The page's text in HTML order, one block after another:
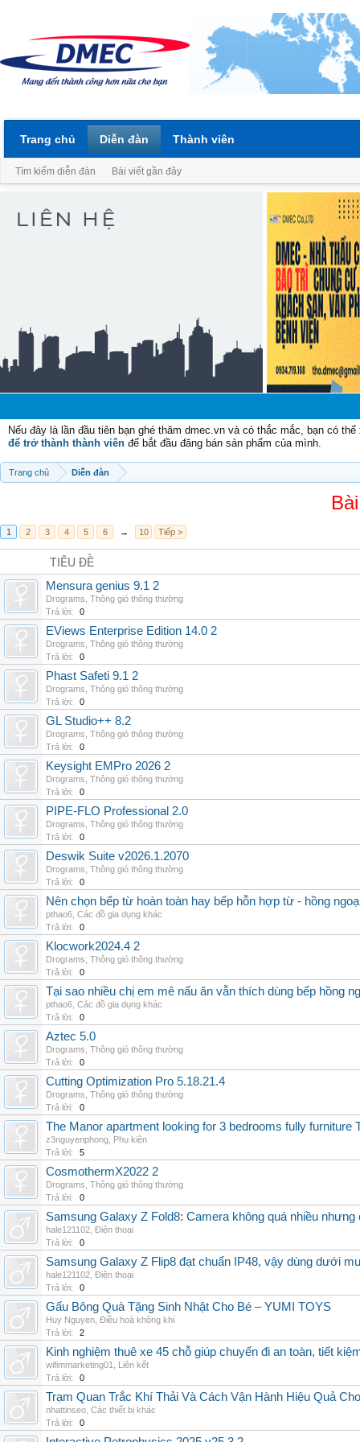
Nếu đây là lần đầu tiên bạn ghé thăm dmec.vn và có thắc mắc, bạn có
để trở thành thành viên để bắt đầu đăng bán sản phẩm của mình.
Trang chủ Diễn đàn
1 2 3 4 5 6 → 10 Tiếp >
TIÊU ĐỀ
Mensura genius 9.1 2
Drograms Thông gió thông thường
Trả lời:
0
EViews Enterprise Edition 14.0 2
Drograms Thông gió thông thường
Trả lời:
0
Phast Safeti 9.1 2
Drograms Thông gió thông thường
Trả lời:
0
GL Studio++ 8.2
Drograms Thông gió thông thường
Trả lời:
0
Keysight EMPro 2026 2
Drograms Thông gió thông thường
Trả lời:
0
PIPE-FLO Professional 2.0
Drograms Thông gió thông thường
Trả lời:
0
Deswik Suite v2026.1.2070
Drograms Thông gió thông thường
Trả lời:
0
Nên chọn bếp từ hoàn toàn hay bếp hỗn hợp từ - hồng
pthao6 Các đồ gia dụng khác
Trả lời:
0
Klocwork2024.4 2
Drograms Thông gió thông thường
Trả lời:
0
Tại sao nhiều chị em mê nấu ăn vẫn thích dùng bếp hồng
pthao6 Các đồ gia dụng khác
Trả lời:
0
Aztec 5.0
Drograms Thông gió thông thường
Trả lời:
0
Cutting Optimization Pro 5.18.21.4
Drograms Thông gió thông thường
Trả lời:
0
The Manor apartment looking for 3 bedrooms fully furniture
z3nguyenphong Phụ kiện
Trả lời:
5
CosmothermX2022 2
Drograms Thông gió thông thường
Trả lời:
0
Samsung Galaxy Z Fold8: Camera không quá nhiều nhưng
hale121102 Điện thoại
Trả lời:
0
Samsung Galaxy Z Flip8 đạt chuẩn IP48, vậy dùng dưới
hale121102 Điện thoại
Trả lời:
0
Gấu Bông Quà Tặng Sinh Nhật Cho Bé – YUMI TOYS
Huy Nguyen Điều hoà không khí
Trả lời:
2
Kinh nghiệm thuê xe 45 chỗ giúp chuyến đi an toàn, tiết
wifimmarketing01
Liên kết
Trả lời:
0
Trạm Quan Trắc Khí Thải Và Cách Vận Hành Hiệu Quả
nhattinseo Các thiết bị khác
Trả lời:
0
Trang chủ Diễn đàn
Tìm kiếm diễn đàn Bài viết gần đây
Thành viên